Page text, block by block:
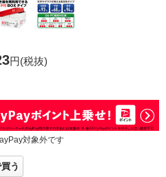
円(税抜)
対象外です
う